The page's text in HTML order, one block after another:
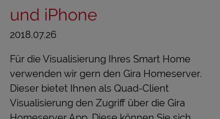
und iPhone
2018.07.26
Für die Visualisierung Ihres Smart Home
verwenden wir gern den Gira Homeserver.
Dieser bietet Ihnen als Quad-Client
Visualisierung den Zugriff über die Gira